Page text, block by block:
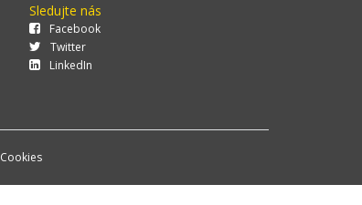
Sledujte nás
Facebook
Twitter
LinkedIn
Cookies